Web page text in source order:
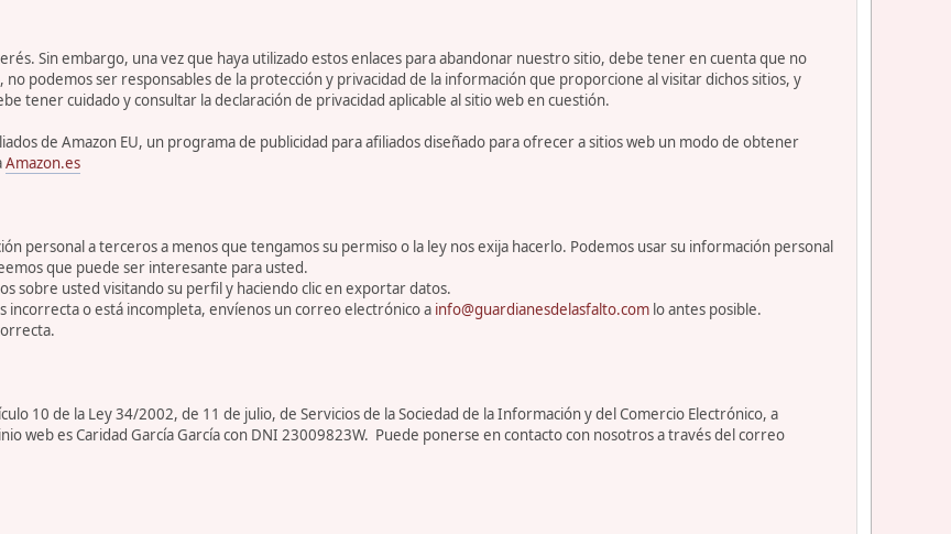
Sin embargo, una vez que haya utilizado estos enlaces para abandonar nuestro sitio, debe tener en cuenta que no
podemos ser responsables de la protección y privacidad de la información que proporcione al visitar dichos sitios, y
tener cuidado y consultar la declaración de privacidad aplicable al sitio web en cuestión.
de Amazon EU, un programa de publicidad para afiliados diseñado para ofrecer a sitios web un modo de obtener
Amazon.es
personal a terceros a menos que tengamos su permiso o la ley nos exija hacerlo. Podemos usar su información personal
que puede ser interesante para usted.
sobre usted visitando su perfil y haciendo clic en exportar datos.
o está incompleta, envíenos un correo electrónico a info@guardianesdelasfalto.com lo antes posible.
10 de la Ley 34/2002, de 11 de julio, de Servicios de la Sociedad de la Información y del Comercio Electrónico, a
web es Caridad García García con DNI 23009823W. Puede ponerse en contacto con nosotros a través del correo